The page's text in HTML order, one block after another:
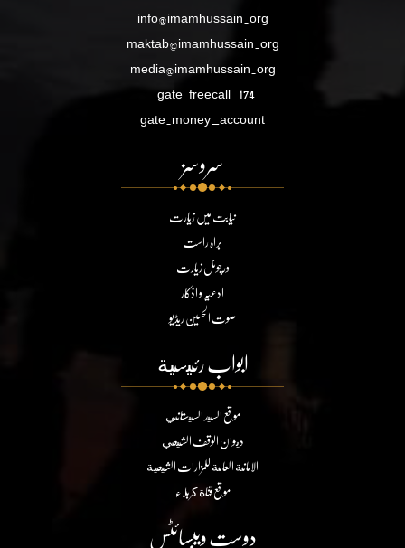
info@imamhussain.org
maktab@imamhussain.org
media@imamhussain.org
gate.freecall 174
gate.money_account
سروسز
نیابت میں زیارت
براہ راست
ورچوئل زیارت
ادعیہ و اذکار
صوت الحسین ریڈیو
ابواب رئيسية
موقع السيد السيستاني
ديوان الوقف الشيعي
الامانة العامة للمزارات الشيعية
موقع قناة كربلاء
دوست ویبسائٹس